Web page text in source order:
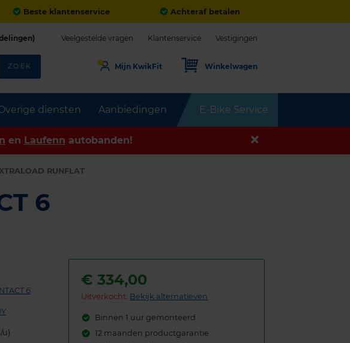
Beste klantenservice Achteraf betalen
diensten Aanbiedingen E-Bike Service
Veelgestelde vragen Klantenservice Vestigingen
ZOEK Mijn KwikFit Winkelwagen
en Laufenn autobanden!
RUNFLAT
6
6
u)
€334,00
Uitverkocht: Bekijk alternatieven
Binnen 1 uur gemonteerd
12 maanden productgarantie